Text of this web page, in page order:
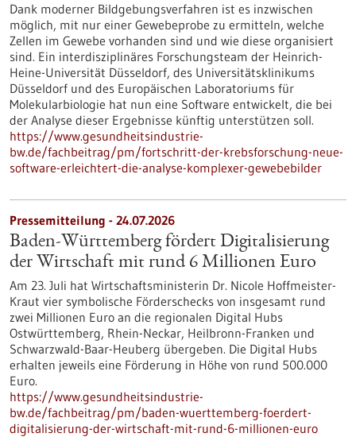
Dank moderner Bildgebungsverfahren ist es inzwischen
möglich, mit nur einer Gewebeprobe zu ermitteln, welche
Zellen im Gewebe vorhanden sind und wie diese organisiert
sind. Ein interdisziplinäres Forschungsteam der Heinrich-
Heine-Universität Düsseldorf, des Universitätsklinikums
Düsseldorf und des Europäischen Laboratoriums für
Molekularbiologie hat nun eine Software entwickelt, die bei
der Analyse dieser Ergebnisse künftig unterstützen soll.
https://www.gesundheitsindustrie-
bw.de/fachbeitrag/pm/fortschritt-der-krebsforschung-neue-
software-erleichtert-die-analyse-komplexer-gewebebilder
Pressemitteilung - 24.07.2026
Baden-Württemberg fördert Digitalisierung
der Wirtschaft mit rund 6 Millionen Euro
Am 23. Juli hat Wirtschaftsministerin Dr. Nicole Hoffmeister-
Kraut vier symbolische Förderschecks von insgesamt rund
zwei Millionen Euro an die regionalen Digital Hubs
Ostwürttemberg, Rhein-Neckar, Heilbronn-Franken und
Schwarzwald-Baar-Heuberg übergeben. Die Digital Hubs
erhalten jeweils eine Förderung in Höhe von rund 500.000
Euro.
https://www.gesundheitsindustrie-
bw.de/fachbeitrag/pm/baden-wuerttemberg-foerdert-
digitalisierung-der-wirtschaft-mit-rund-6-millionen-euro